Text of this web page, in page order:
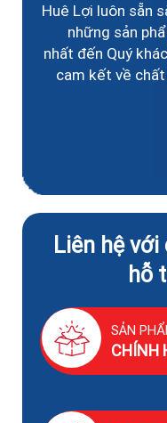
Huê Lợi luôn sẵn
những sản
nhất đến Quý
cam kết về
Liên hệ
hỗ
SẢN
CHÍNH